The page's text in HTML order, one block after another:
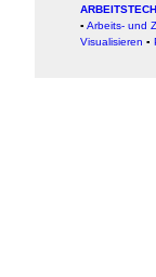
▪ Arbeits- und
Visualisieren ▪